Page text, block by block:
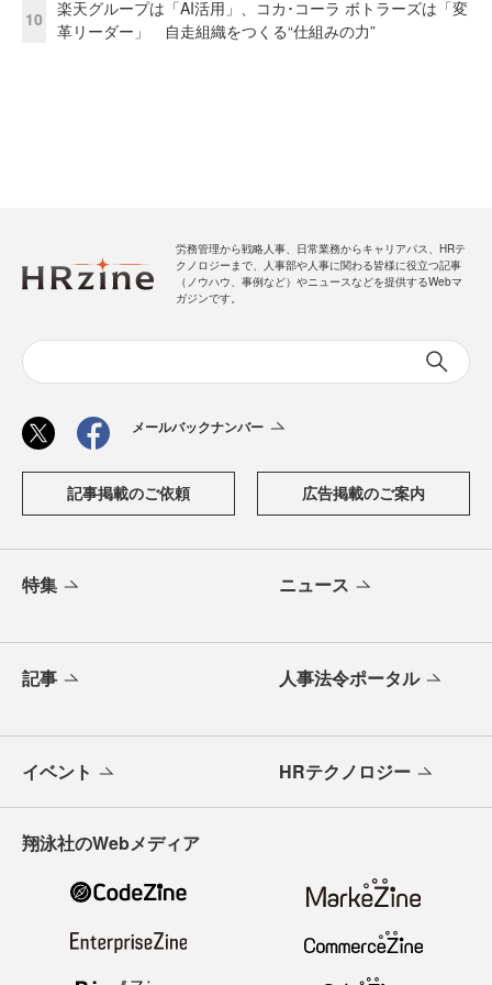
10
楽天グループは「AI活用」、コカ･コーラ ボトラーズは「変
革リーダー」 自走組織をつくる“仕組みの力”
労務管理から戦略人事、日常業務からキャリアパス、HRテ
クノロジーまで、人事部や人事に関わる皆様に役立つ記事
（ノウハウ、事例など）やニュースなどを提供するWebマ
ガジンです。
メールバックナンバー
記事掲載のご依頼 広告掲載のご案内
特集 ニュース
記事 人事法令ポータル
イベント HRテクノロジー
翔泳社のWebメディア